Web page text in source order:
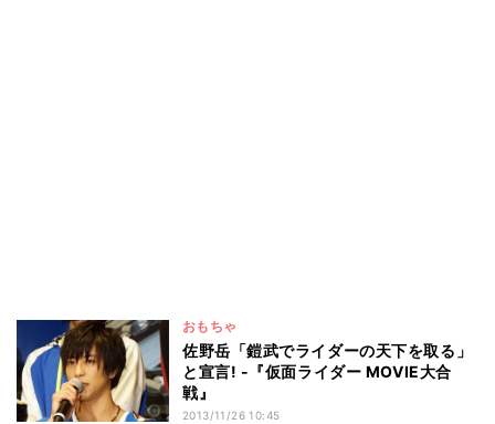
おもちゃ
佐野岳「鎧武でライダーの天下を取る」
と宣言! -『仮面ライダー MOVIE大合
戦』
2013/11/26 10:45